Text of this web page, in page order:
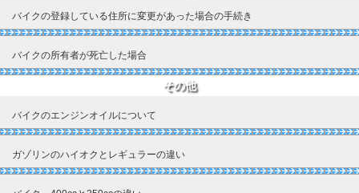
バイクの登録している住所に変更があった場合の手続き
バイクの所有者が死亡した場合
その他
バイクのエンジンオイルについて
ガゾリンのハイオクとレギュラーの違い